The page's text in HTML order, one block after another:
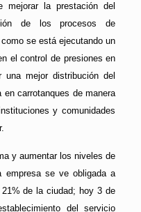
mejorar la prestación del
de los procesos de
se está ejecutando un
el control de presiones en
una mejor distribución del
carrotanques de manera
y comunidades
y aumentar los niveles de
empresa se ve obligada a
de la ciudad; hoy 3 de
del servicio